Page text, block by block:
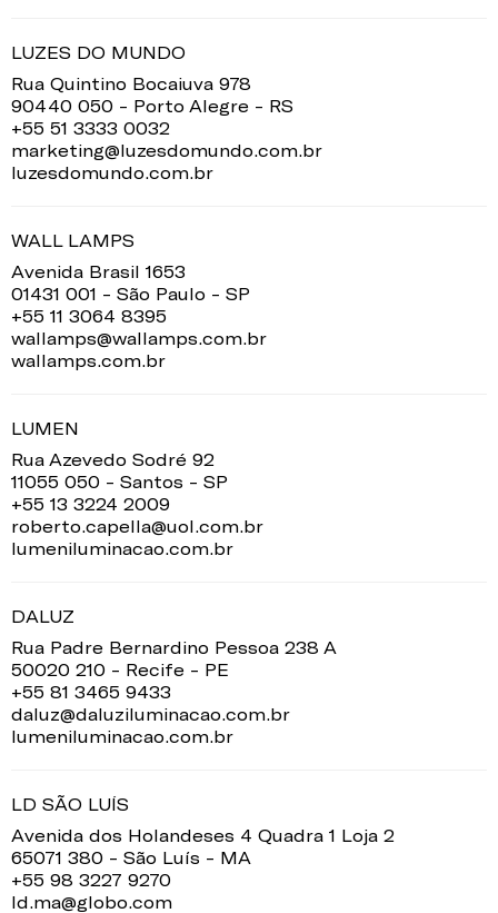
LUZES DO MUNDO
Rua Quintino Bocaiuva 978
90440 050 - Porto Alegre - RS
+55 51 3333 0032
marketing@luzesdomundo.com.br
luzesdomundo.com.br
WALL LAMPS
Avenida Brasil 1653
01431 001 - São Paulo - SP
+55 11 3064 8395
wallamps@wallamps.com.br
wallamps.com.br
LUMEN
Rua Azevedo Sodré 92
11055 050 - Santos - SP
+55 13 3224 2009
roberto.capella@uol.com.br
lumeniluminacao.com.br
DALUZ
Rua Padre Bernardino Pessoa 238 A
50020 210 - Recife - PE
+55 81 3465 9433
daluz@daluziluminacao.com.br
lumeniluminacao.com.br
LD SÃO LUÍS
Avenida dos Holandeses 4 Quadra 1 Loja 2
65071 380 - São Luís - MA
+55 98 3227 9270
ld.ma@globo.com